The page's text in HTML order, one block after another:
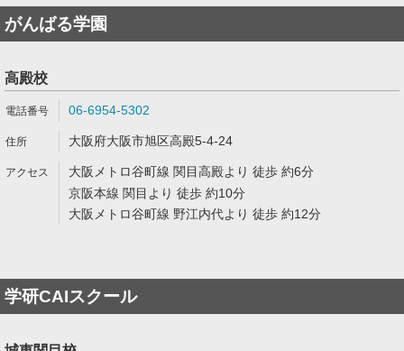
がんばる学園
高殿校
06-6954-5302
大阪府大阪市旭区高殿5-4-24
大阪メトロ谷町線 関目高殿より 徒歩 約6分
京阪本線 関目より 徒歩 約10分
大阪メトロ谷町線 野江内代より 徒歩 約12分
学研CAIスクール